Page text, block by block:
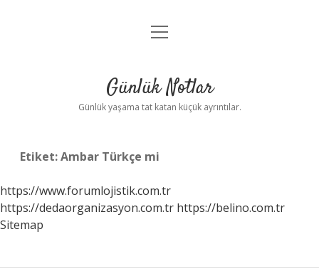
Anasayfa
Yasal Uyarı
menüyü
Günlük Notlar
Günlük yaşama tat katan küçük ayrıntılar.
Etiket:Ambar Türkçe mi
https://www.forumlojistik.com.tr
https://dedaorganizasyon.com.tr https://belino.com.tr
Sitemap